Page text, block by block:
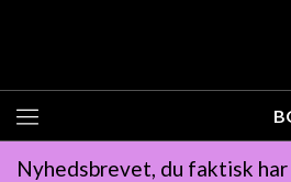
Nyhedsbrevet, du faktisk